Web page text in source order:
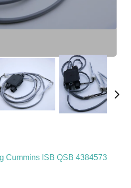
Cummins ISB QSB 4384573